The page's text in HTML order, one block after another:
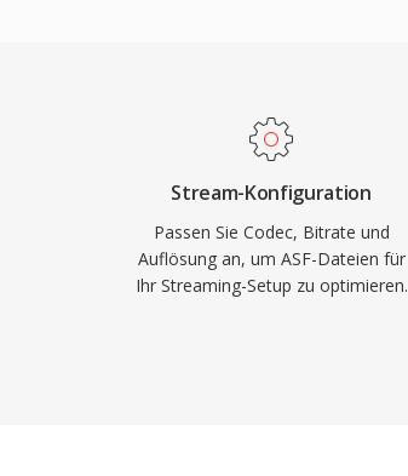
Stream-Konfiguration
Passen Sie Codec, Bitrate und
Auflösung an, um ASF-Dateien für
Ihr Streaming-Setup zu optimieren.